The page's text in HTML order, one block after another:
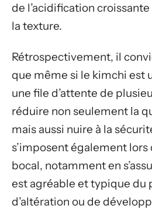
de l’acidification
la texture.
Rétrospectivement, il
que même si le kimchi est
une file d’attente de
réduire non seulement la
mais aussi nuire à la
s’imposent également lors
bocal, notamment en
est agréable et typique du
d’altération ou de